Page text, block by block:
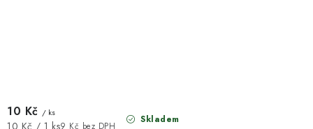
Skladem
9 Kč bez DPH
10 Kč / ks
Měrná
10 Kč / 1 ks